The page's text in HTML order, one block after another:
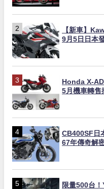
【新車】
9月5日日本
Honda X-
5月機車轉售
CB400SF日
67年傳奇解
限量500台